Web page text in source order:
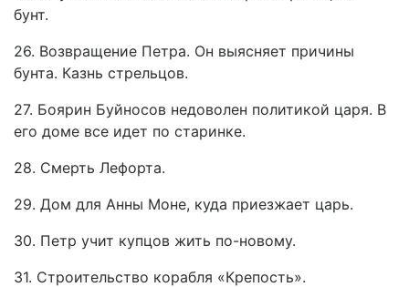
бунт.
26. Возвращение Петра. Он выясняет причины
бунта. Казнь стрельцов.
27. Боярин Буйносов недоволен политикой царя. В
его доме все идет по старинке.
28. Смерть Лефорта.
29. Дом для Анны Моне, куда приезжает царь.
30. Петр учит купцов жить по-новому.
31. Строительство корабля «Крепость».